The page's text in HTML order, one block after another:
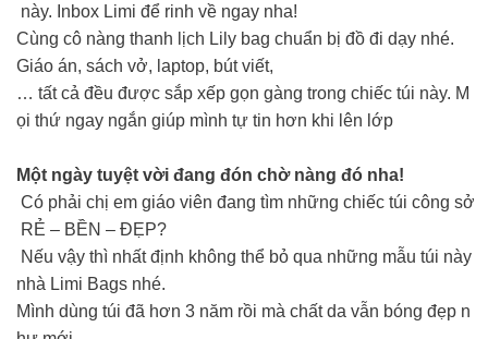
này. Inbox Limi để rinh về ngay nha!
Cùng cô nàng thanh lịch Lily bag chuẩn bị đồ đi dạy nhé.
Giáo án, sách vở, laptop, bút viết,
… tất cả đều được sắp xếp gọn gàng trong chiếc túi này. M
ọi thứ ngay ngắn giúp mình tự tin hơn khi lên lớp
Một ngày tuyệt vời đang đón chờ nàng đó nha!
Có phải chị em giáo viên đang tìm những chiếc túi công sở
RẺ – BỀN – ĐẸP?
Nếu vậy thì nhất định không thể bỏ qua những mẫu túi này
nhà Limi Bags nhé.
Mình dùng túi đã hơn 3 năm rồi mà chất da vẫn bóng đẹp n